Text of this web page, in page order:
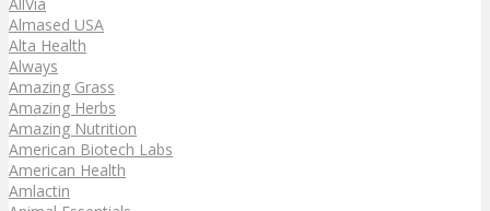
Almased USA
Alta Health
Always
Amazing Grass
Amazing Herbs
Amazing Nutrition
American Biotech Labs
American Health
Amlactin